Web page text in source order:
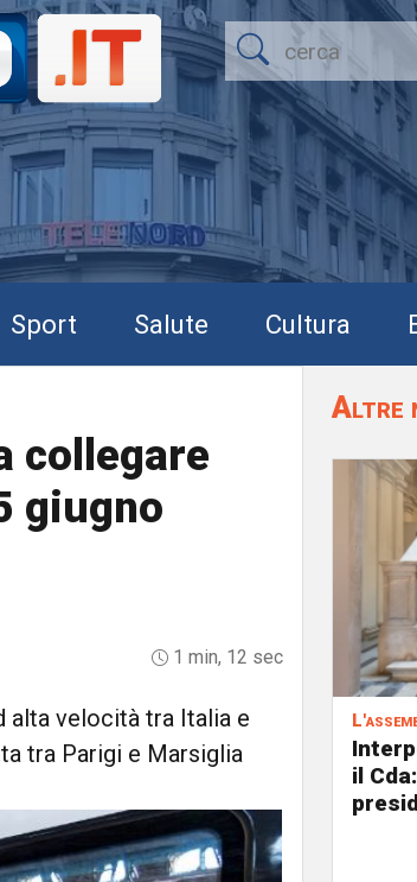
Sport Salute Cultura
collegare
giugno
1 min, 12 sec
alta velocità tra Italia e
tra Parigi e Marsiglia
Altre
il